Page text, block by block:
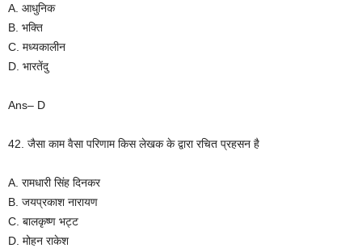
A. आधुनिक
B. भक्ति
C. मध्यकालीन
D. भारतेंदु
Ans– D
42. जैसा काम वैसा परिणाम किस लेखक के द्वारा रचित प्रहसन है
A. रामधारी सिंह दिनकर
B. जयप्रकाश नारायण
C. बालकृष्ण भट्ट
D. मोहन राकेश